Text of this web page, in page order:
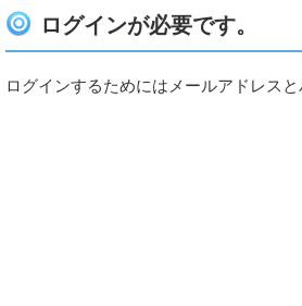
ログインが必要です。
ログインするためにはメールアドレス